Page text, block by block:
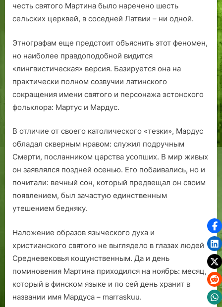
честь святого Мартина было наречено шесть
сельских церквей, в соседней Латвии – ни одной.
Этнографам еще предстоит объяснить этот феномен,
но наиболее правдоподобной видится
«лингвистическая» версия. Базируется она на
практически полном созвучии латинского
сокращения имени святого и персонажа эстонского
фольклора: Мартус и Мардус.
В отличие от своего католического «тезки», Мардус
обладал скверным нравом: служил подручным
Смерти, посланником царства усопших. В мир живых
он заявлялся поздней осенью. Его побаивались, но и
почитали: вечный сон, который предвещал он своим
появлением, был зачастую единственным
утешением бедняку.
Наложение образов языческого духа и
христианского святого не выглядело в глазах людей
Средневековья кощунственным. Да и день
поминовения Мартина приходился на ноябрь: месяц,
который в финском языке и по сей день хранит в
названии имя Мардуса – marraskuu.